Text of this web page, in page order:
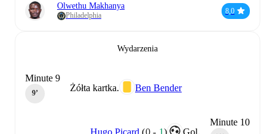
Olwethu Makhanya
Philadelphia
8,0
Wydarzenia
Żółta kartka. Ben Bender
Minute 9
9‎’‎
Minute 10
Gol.
Hugo Picard (0- 1)